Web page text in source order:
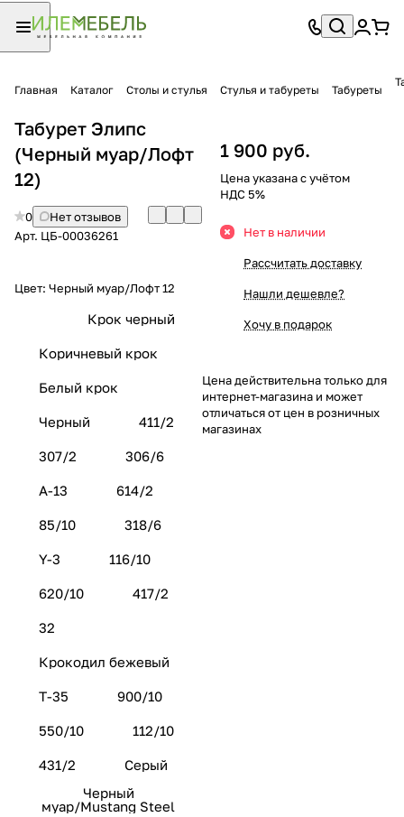
Главная Каталог Столы и стулья Стулья и табуреты Табуреты
Табурет Элипс
(Черный муар/Лофт
12)
0
Нет отзывов
Арт. ЦБ-00036261
Цвет: Черный муар/Лофт 12
Крок черный
Коричневый крок
Белый крок
Черный 411/2
307/2 306/6
А-13 614/2
85/10 318/6
Y-3 116/10
620/10 417/2
32
Крокодил бежевый
Т-35 900/10
550/10 112/10
431/2
Серый
Черный
муар/Mustang Steel
1 900 руб.
Цена указана с учётом
НДС 5%
Нет в наличии
Рассчитать доставку
Нашли дешевле?
Хочу в подарок
Цена действительна только для
интернет-магазина и может
отличаться от цен в розничных
магазинах